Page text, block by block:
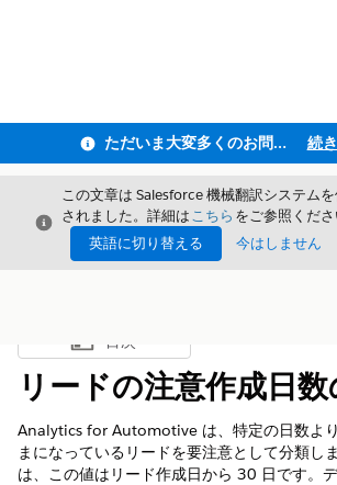
ただいま大変多くのお問い合わせをいただいており、ご連絡までにお時間を頂戴しております 続
閉じる
この文章は Salesforce 機械翻訳システム
されました。詳細はこちら をご参照くださ
英語に切り替える
今はしません
目次を表示
目次
リードの注意作成日
Analytics for Automotive は、特定の日数よ
まになっているリードを要注意として分類し
は、この値はリード作成日から 30 日です。